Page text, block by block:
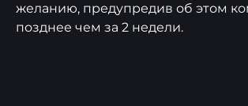
желанию, предупредив об этом
позднее чем за 2 недели.